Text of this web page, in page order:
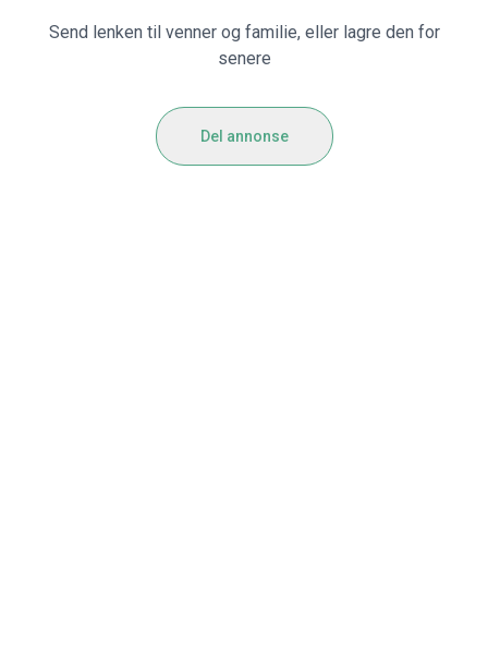
Send lenken til venner og familie, eller lagre den for
senere
Del annonse